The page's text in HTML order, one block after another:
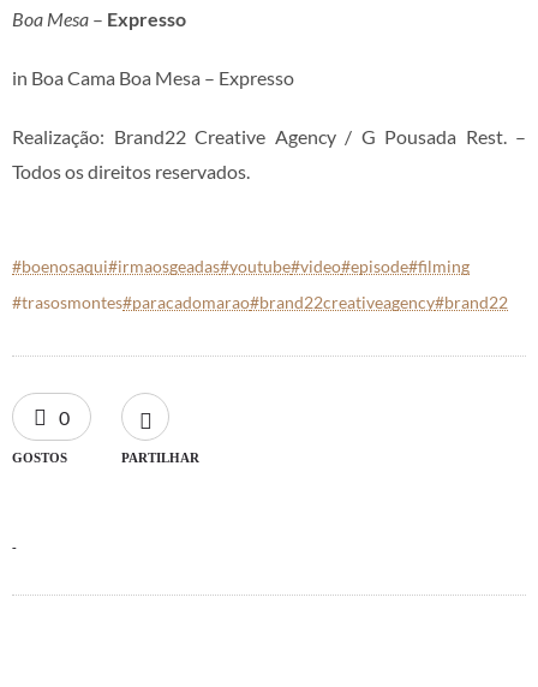
Boa Mesa – Expresso
in Boa Cama Boa Mesa – Expresso
Realização: Brand22 Creative Agency / G Pousada Rest. –
Todos os direitos reservados.
#boenosaqui#irmaosgeadas#youtube#video#episode#filming
#trasosmontes#paracadomarao#brand22creativeagency#brand22
0
GOSTOS PARTILHAR
-